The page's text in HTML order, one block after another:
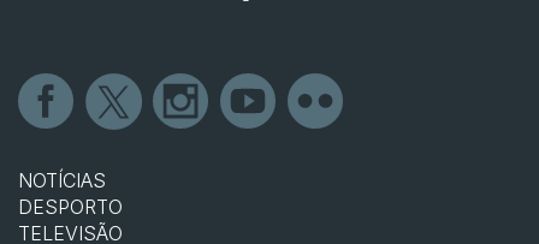
NOTÍCIAS
DESPORTO
TELEVISÃO